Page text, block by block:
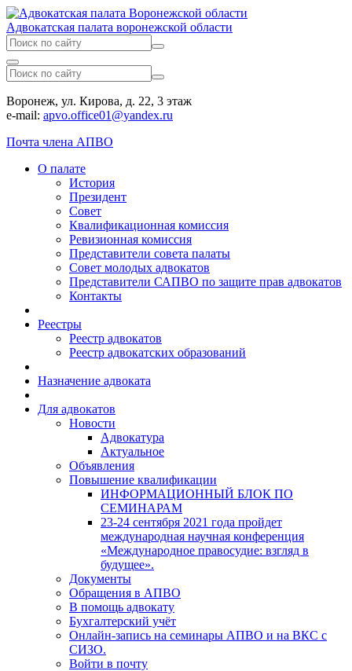
Адвокатская палата воронежской области
Воронеж, ул. Кирова, д. 22, 3 этаж
e-mail: apvo.office01@yandex.ru
Почта члена АПВО
О палате
История
Президент
Совет
Квалификационная комиссия
Ревизионная комиссия
Представители совета палаты
Совет молодых адвокатов
Представители САПВО по защите прав адвокатов
Контакты
Реестры
Реестр адвокатов
Реестр адвокатских образований
Назначение адвоката
Для адвокатов
Новости
Адвокатура
Актуальное
Объявления
Повышение квалификации
ИНФОРМАЦИОННЫЙ БЛОК ПО
СЕМИНАРАМ
23-24 сентября 2021 года пройдет
международная научная конференция
«Международное правосудие: взгляд в
будущее».
Документы
Обращения в АПВО
В помощь адвокату
Бухгалтерский учёт
Онлайн-запись на семинары АПВО и на ВКС с
СИЗО.
Войти в почту